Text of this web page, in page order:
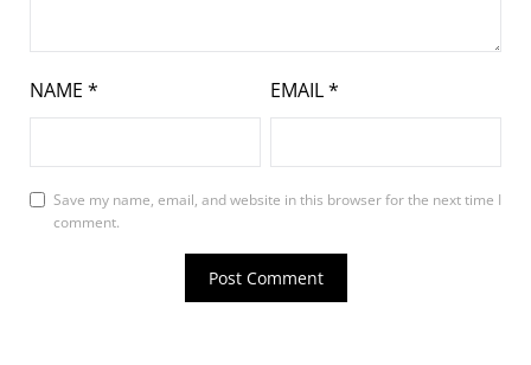
NAME * EMAIL*
Save my name, email, and website in this browser for the next time I
comment.